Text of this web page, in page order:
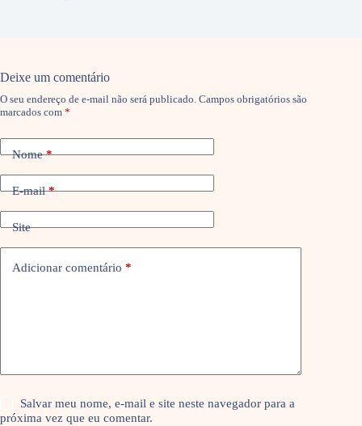
Deixe um comentário
O seu endereço de e-mail não será publicado. Campos obrigatórios são
marcados com *
Nome*
E-mail*
Site
Adicionar comentário *
Salvar meu nome, e-mail e site neste navegador para a
próxima vez que eu comentar.